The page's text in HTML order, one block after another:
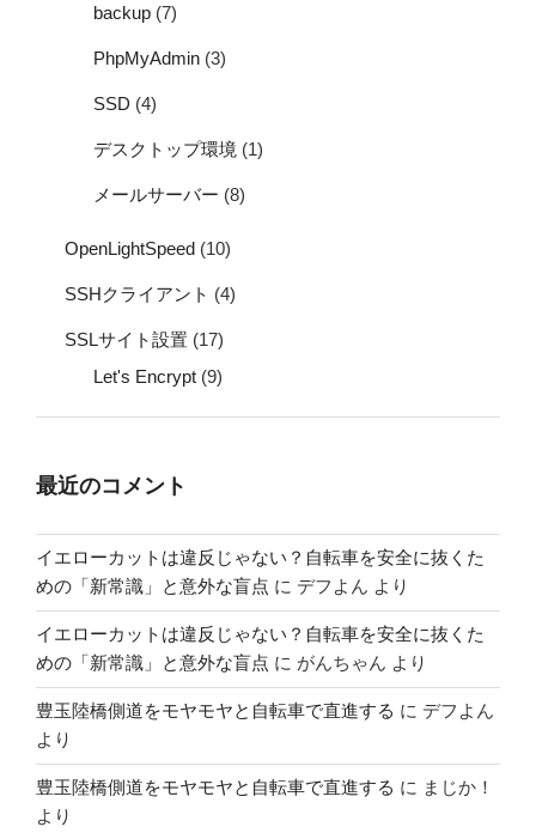
backup (7)
PhpMyAdmin (3)
SSD (4)
デスクトップ環境 (1)
メールサーバー (8)
OpenLightSpeed (10)
SSHクライアント (4)
SSLサイト設置 (17)
Let's Encrypt (9)
最近のコメント
イエローカットは違反じゃない？自転車を安全に抜くた
めの「新常識」と意外な盲点 に デフよん より
イエローカットは違反じゃない？自転車を安全に抜くた
めの「新常識」と意外な盲点 に がんちゃん より
豊玉陸橋側道をモヤモヤと自転車で直進する に デフよん
より
豊玉陸橋側道をモヤモヤと自転車で直進する に まじか！
より